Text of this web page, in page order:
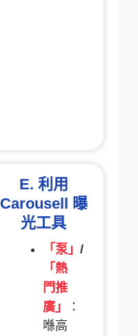
E. 利用
Carousell 曝
光工具
「泵」 /
「熱
門推
廣」
：
喺高